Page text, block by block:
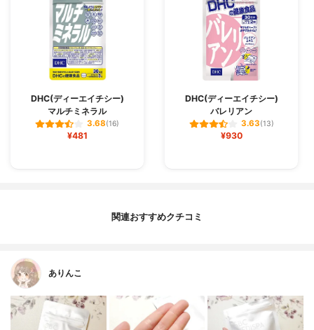
DHC(ディーエイチシー)
マルチミネラル
3.68(16)
¥481
DHC(ディーエイチシー)
バレリアン
3.63(13)
¥930
関連おすすめクチコミ
ありんこ